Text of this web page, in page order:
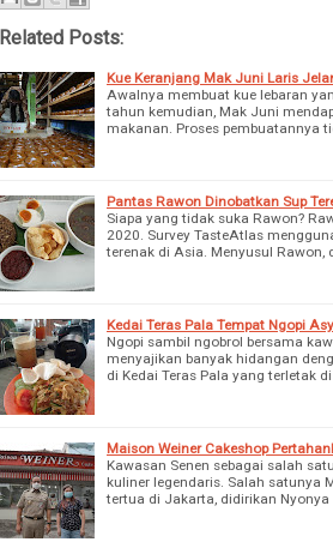
Related Posts:
Kue Keranjang Mak Juni Laris
Awalnya membuat kue lebaran
tahun kemudian, Mak Juni
makanan. Proses pembuatannya
Pantas Rawon Dinobatkan Sup
Siapa yang tidak suka Rawon?
2020. Survey TasteAtlas
terenak di Asia. Menyusul Rawon,
Kedai Teras Pala Tempat Ngopi
Ngopi sambil ngobrol bersama
menyajikan banyak hidangan
di Kedai Teras Pala yang terletak
Maison Weiner Cakeshop
Kawasan Senen sebagai salah
kuliner legendaris. Salah satunya
tertua di Jakarta, didirikan Nyonya